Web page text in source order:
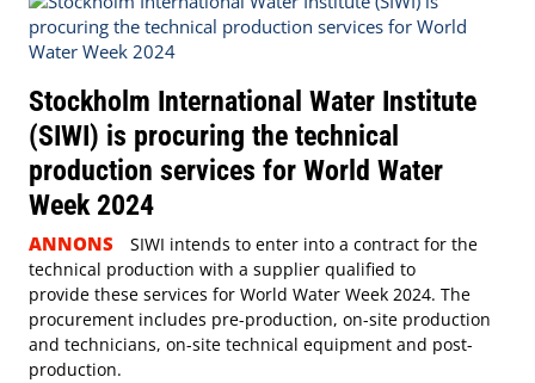
Stockholm International Water Institute
(SIWI) is procuring the technical
production services for World Water
Week 2024
ANNONS
SIWI intends to enter into a contract for the
technical production with a supplier qualified to
provide these services for World Water Week 2024. The
procurement includes pre-production, on-site production
and technicians, on-site technical equipment and post-
production.